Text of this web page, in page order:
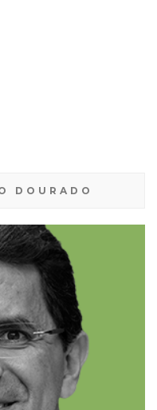
DOURADO